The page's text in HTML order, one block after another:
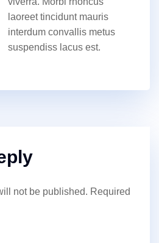
laoreet tincidunt mauris
interdum convallis metus
suspendiss lacus est.
not be published. Required